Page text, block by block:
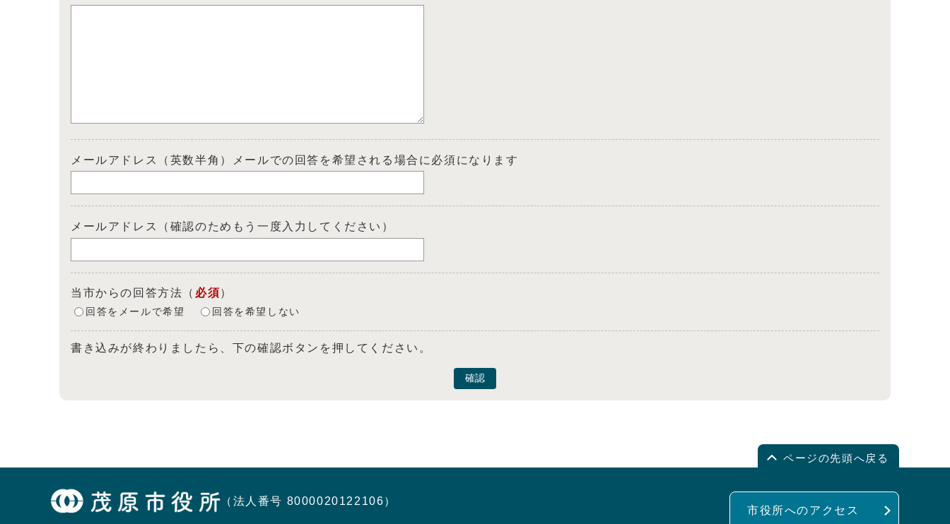
メールアドレス（英数半角）メールでの回答を希望される場合に必須になります
メールアドレス（確認のためもう一度入力してください）
当市からの回答方法 （ 必須）
回答をメールで希望 回答を希望しない
書き込みが終わりましたら、下の確認ボタンを押してください。
確認
ページの先頭へ戻る
（法人番号 8000020122106）
市役所へのアクセス